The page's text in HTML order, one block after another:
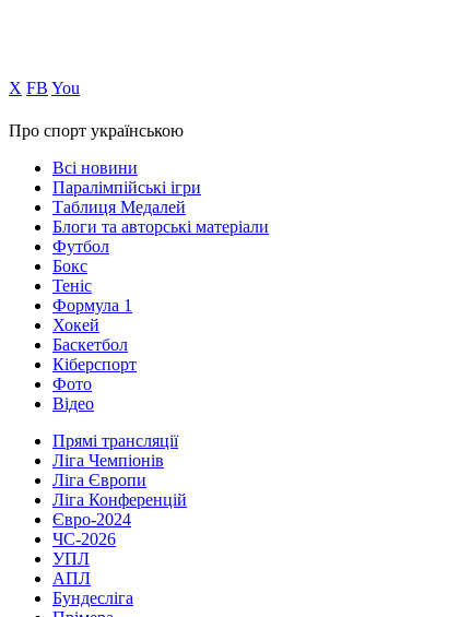
Х FB You
Про спорт українською
Всі новини
Паралімпійські ігри
Таблиця Медалей
Блоги та авторські матеріали
Футбол
Бокс
Теніс
Формула 1
Хокей
Баскетбол
Кіберспорт
Фото
Відео
Прямі трансляції
Ліга Чемпіонів
Ліга Європи
Ліга Конференцій
Євро-2024
ЧС-2026
УПЛ
АПЛ
Бундесліга